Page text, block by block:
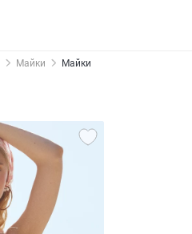
Майки Майки